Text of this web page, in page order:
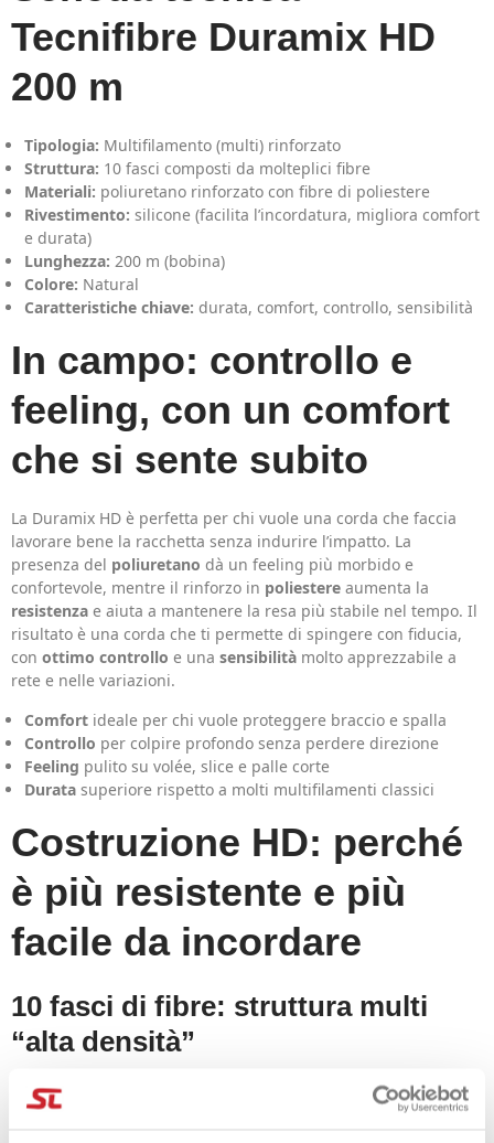
Tecnifibre Duramix HD
200 m
Tipologia: Multifilamento (multi) rinforzato
Struttura: 10 fasci composti da molteplici fibre
Materiali: poliuretano rinforzato con fibre di poliestere
Rivestimento: silicone (facilita l’incordatura, migliora comfort
e durata)
Lunghezza: 200 m (bobina)
Colore: Natural
Caratteristiche chiave: durata, comfort, controllo, sensibilità
In campo: controllo e
feeling, con un comfort
che si sente subito
La Duramix HD è perfetta per chi vuole una corda che faccia
lavorare bene la racchetta senza indurire l’impatto. La
presenza del poliuretano dà un feeling più morbido e
confortevole, mentre il rinforzo in poliestere aumenta la
resistenza e aiuta a mantenere la resa più stabile nel tempo. Il
risultato è una corda che ti permette di spingere con fiducia,
con ottimo controllo e una sensibilità molto apprezzabile a
rete e nelle variazioni.
Comfort ideale per chi vuole proteggere braccio e spalla
Controllo per colpire profondo senza perdere direzione
Feeling pulito su volée, slice e palle corte
Durata superiore rispetto a molti multifilamenti classici
Costruzione HD: perché
è più resistente e più
facile da incordare
10 fasci di fibre: struttura multi
“alta densità”
La costruzione a
composti da molteplici fibre migliora
la consistenza della risposta, aumentando stabilità e tenuta nel